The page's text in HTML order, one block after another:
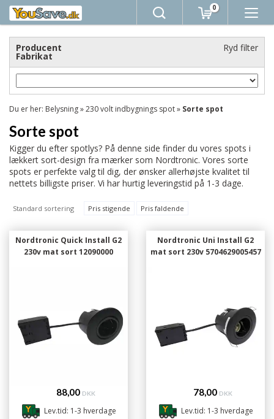
0
Producent
Fabrikat
Ryd filter
Du er her: Belysning»230 volt indbygnings spot» Sorte spot
Sorte spot
Kigger du efter spotlys? På denne side finder du vores spots i
lækkert sort-design fra mærker som Nordtronic. Vores sorte
spots er perfekte valg til dig, der ønsker allerhøjste kvalitet til
nettets billigste priser. Vi har hurtig leveringstid på 1-3 dage.
Standard sortering Pris stigende Pris faldende
Nordtronic Quick Install G2
230v mat sort 12090000
88,00 DKK
Lev.tid: 1-3 hverdage
Nordtronic Uni Install G2
mat sort 230v 5704629005457
78,00 DKK
Lev.tid: 1-3 hverdage